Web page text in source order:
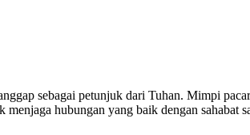
sebagai petunjuk dari Tuhan. Mimpi
hubungan yang baik dengan sahabat